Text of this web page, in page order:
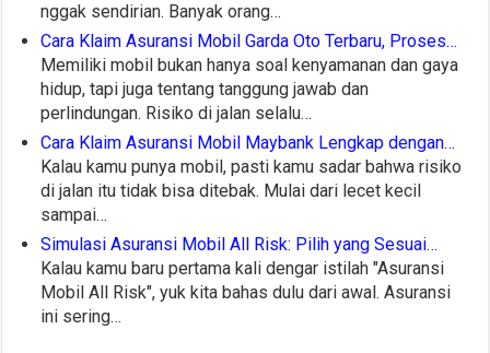
nggak sendirian. Banyak orang…
Cara Klaim Asuransi Mobil Garda Oto Terbaru, Proses…
Memiliki mobil bukan hanya soal kenyamanan dan gaya
hidup, tapi juga tentang tanggung jawab dan
perlindungan. Risiko di jalan selalu…
Cara Klaim Asuransi Mobil Maybank Lengkap dengan…
Kalau kamu punya mobil, pasti kamu sadar bahwa risiko
di jalan itu tidak bisa ditebak. Mulai dari lecet kecil
sampai…
Simulasi Asuransi Mobil All Risk: Pilih yang Sesuai…
Kalau kamu baru pertama kali dengar istilah "Asuransi
Mobil All Risk", yuk kita bahas dulu dari awal. Asuransi
ini sering…